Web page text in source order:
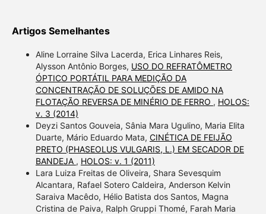
Artigos Semelhantes
Aline Lorraine Silva Lacerda, Erica Linhares Reis,
Alysson Antônio Borges, USO DO REFRATÔMETRO
ÓPTICO PORTÁTIL PARA MEDIÇÃO DA
CONCENTRAÇÃO DE SOLUÇÕES DE AMIDO NA
FLOTAÇÃO REVERSA DE MINÉRIO DE FERRO , HOLOS:
v. 3 (2014)
Deyzi Santos Gouveia, Sânia Mara Ugulino, Maria Elita
Duarte, Mário Eduardo Mata, CINÉTICA DE FEIJÃO
PRETO (PHASEOLUS VULGARIS, L.) EM SECADOR DE
BANDEJA , HOLOS: v. 1 (2011)
Lara Luiza Freitas de Oliveira, Shara Sevesquim
Alcantara, Rafael Sotero Caldeira, Anderson Kelvin
Saraiva Macêdo, Hélio Batista dos Santos, Magna
Cristina de Paiva, Ralph Gruppi Thomé, Farah Maria